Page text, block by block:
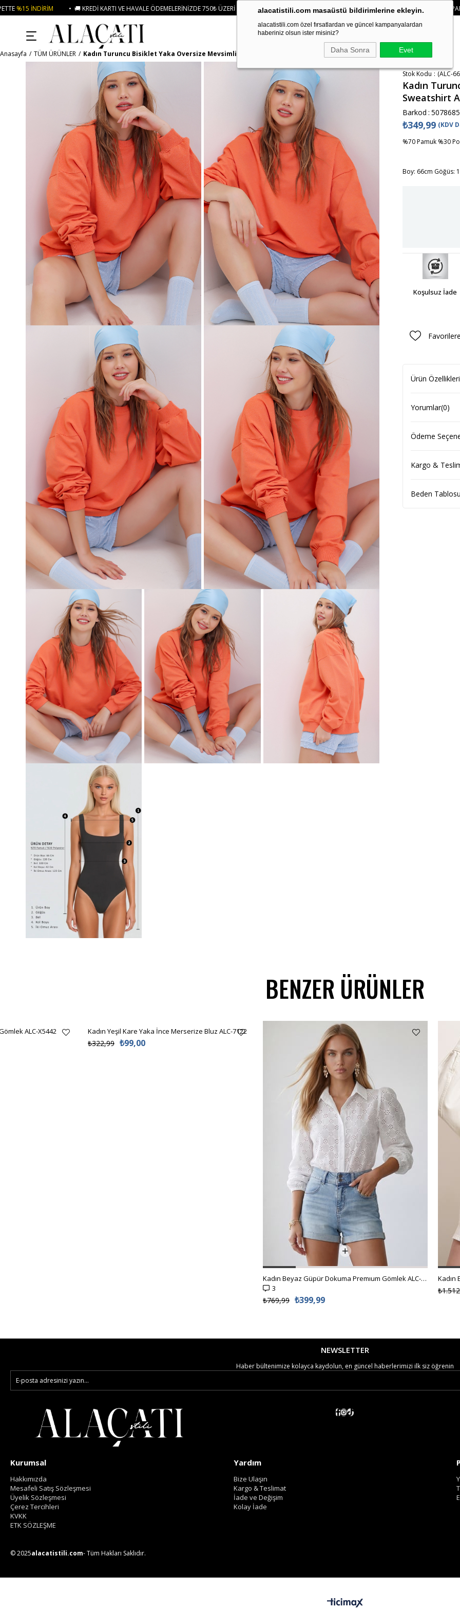
alacatistili.com masaüstü bildirimlerine ekleyin.
alacatistili.com özel fırsatlardan ve güncel kampanyalardan
haberiniz olsun ister misiniz?
Daha Sonra Evet
KARTI VE HAVALE ÖDEMELERINIZDE 750₺ ÜZERI KARGO ÜCRETSIZ • 🛍️ YENI SEZON ÜRÜNLERINDE 2 ÜRÜN VE ÜZERI SIPARIŞLERDE SEPETTE %15
Anasayfa TÜM ÜRÜNLER Kadın Turuncu Bisiklet Yaka Oversize Mevsimlik Basic Sweatshirt ALC-669-001
Stok Kodu (ALC-
Kadın
Sweatshirt
Barkod :
₺349,99 (KDV
%70 Pamuk %30
Boy: 66cm Göğüs:
Koşulsuz İade
Ürün Özellikleri
Yorumlar(0)
Ödeme
Kargo &
Beden Tablosu
BENZER ÜRÜNLER
ALC-X5442 Kadın Yeşil Kare Yaka İnce Merserize Bluz ALC-7122
₺99,00
₺322,99
Kadın Beyaz Güpür Dokuma Premıum Gömlek ALC-X4366
3
₺399,99
₺769,99
NEWSLETTER
Haber bültenimize kolayca kaydolun, en güncel haberlerimizi ilk siz öğrenin
Kurumsal
Hakkımızda
Mesafeli Satış Sözleşmesi
Üyelik Sözleşmesi
Çerez Tercihleri
KVKK
ETK SÖZLEŞME
Yardım
Bize Ulaşın
Kargo & Teslimat
İade ve Değişim
Kolay İade
© 2025alacatistili.com- Tüm Hakları Saklıdır.